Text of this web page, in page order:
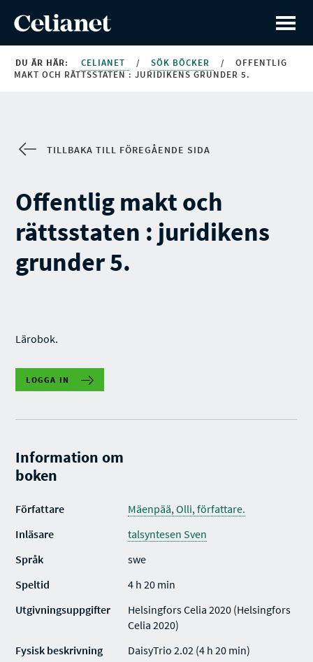
DU ÄR HÄR: CELIANET / SÖK BÖCKER /
OFFENTLIG
MAKT OCH RÄTTSSTATEN : JURIDIKENS GRUNDER 5.
TILLBAKA TILL FÖREGÅENDE SIDA
Offentlig makt och
rättsstaten : juridikens
grunder 5.
Lärobok.
LOGGA IN
Information om
boken
Författare
Mäenpää, Olli, författare.
Inläsare
talsyntesen Sven
Språk
swe
Speltid
4 h 20 min
Utgivningsuppgifter
Helsingfors Celia 2020 (Helsingfors
Celia 2020)
Fysisk beskrivning
DaisyTrio 2.02 (4 h 20 min)